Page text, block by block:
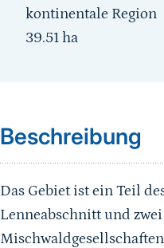
kontinentale Region
39.51ha
Beschreibung
Das Gebiet ist ein Teil
Lenneabschnitt und